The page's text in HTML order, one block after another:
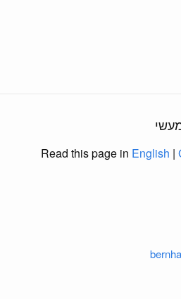
Read this page in English |